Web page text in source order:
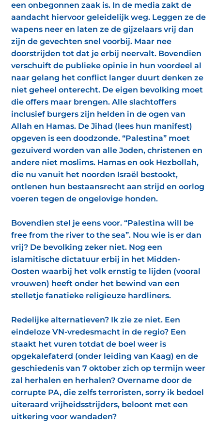
een onbegonnen zaak is. In de media zakt de
aandacht hiervoor geleidelijk weg. Leggen ze de
wapens neer en laten ze de gijzelaars vrij dan
zijn de gevechten snel voorbij. Maar nee
doorstrijden tot dat je erbij neervalt. Bovendien
verschuift de publieke opinie in hun voordeel al
naar gelang het conflict langer duurt denken ze
niet geheel onterecht. De eigen bevolking moet
die offers maar brengen. Alle slachtoffers
inclusief burgers zijn helden in de ogen van
Allah en Hamas. De Jihad (lees hun manifest)
opgeven is een doodzonde. “Palestina” moet
gezuiverd worden van alle Joden, christenen en
andere niet moslims. Hamas en ook Hezbollah,
die nu vanuit het noorden Israël bestookt,
ontlenen hun bestaansrecht aan strijd en oorlog
voeren tegen de ongelovige honden.
Bovendien stel je eens voor. “Palestina will be
free from the river to the sea”. Nou wie is er dan
vrij? De bevolking zeker niet. Nog een
islamitische dictatuur erbij in het Midden-
Oosten waarbij het volk ernstig te lijden (vooral
vrouwen) heeft onder het bewind van een
stelletje fanatieke religieuze hardliners.
Redelijke alternatieven? Ik zie ze niet. Een
eindeloze VN-vredesmacht in de regio? Een
staakt het vuren totdat de boel weer is
opgekalefaterd (onder leiding van Kaag) en de
geschiedenis van 7 oktober zich op termijn weer
zal herhalen en herhalen? Overname door de
corrupte PA, die zelfs terroristen, sorry ik bedoel
uiteraard vrijheidsstrijders, beloont met een
uitkering voor wandaden?